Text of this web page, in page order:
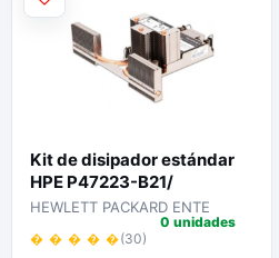
Kit de disipador estándar
HPE P47223-B21/
Compatible con ProLiant
HEWLETT PACKARD ENTE
� � � � �(30)
0 unidades